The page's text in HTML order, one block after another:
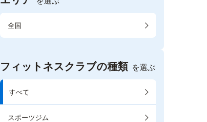
全国
フィットネスクラブの種類 を選ぶ
すべて
スポーツジム